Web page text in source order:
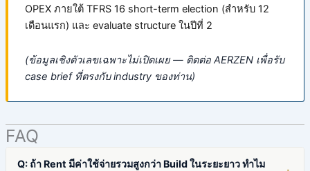
OPEX ภายใต้ TFRS 16 short-term election (สำหรับ 12
เดือนแรก) และ evaluate structure ในปีที่ 2
(ข้อมูลเชิงตัวเลขเฉพาะไม่เปิดเผย — ติดต่อ AERZEN เพื่อรับ
case brief ที่ตรงกับ industry ของท่าน)
FAQ
Q: ถ้า Rent มีค่าใช้จ่ายรวมสูงกว่า Build ในระยะยาว ทำไม